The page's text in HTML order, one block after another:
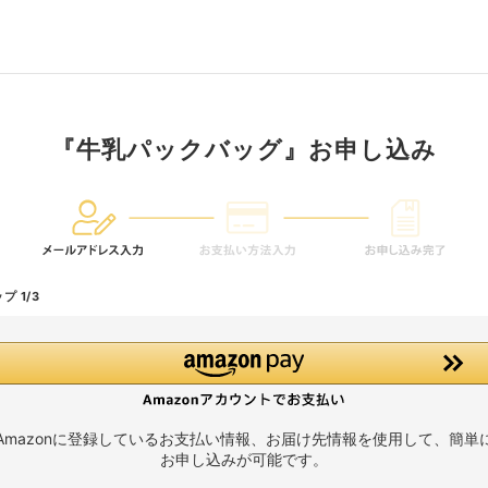
『牛乳パックバッグ』お申し込み
プ 1/3
に登録しているお支払い情報、お届け先情報を使用して、簡単
お申し込みが可能です。